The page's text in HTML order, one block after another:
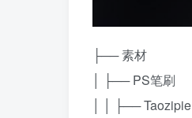
├── 素材
│ ├── PS笔刷
│ │ ├── Taozipie